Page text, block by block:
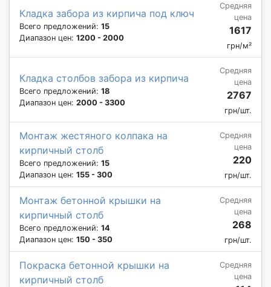
Кладка забора из кирпича под ключ
Всего предложений: 15
Диапазон цен: 1200 - 2000
Средняя
цена
1617
грн/м²
Кладка столбов забора из кирпича
Всего предложений: 18
Диапазон цен: 2000 - 3300
Средняя
цена
2767
грн/шт.
Монтаж жестяного колпака на
кирпичный столб
Всего предложений: 15
Диапазон цен: 155 - 300
Средняя
цена
220
грн/шт.
Монтаж бетонной крышки на
кирпичный столб
Всего предложений: 14
Диапазон цен: 150 - 350
Средняя
цена
268
грн/шт.
Покраска бетонной крышки на
кирпичный столб
Средняя
цена